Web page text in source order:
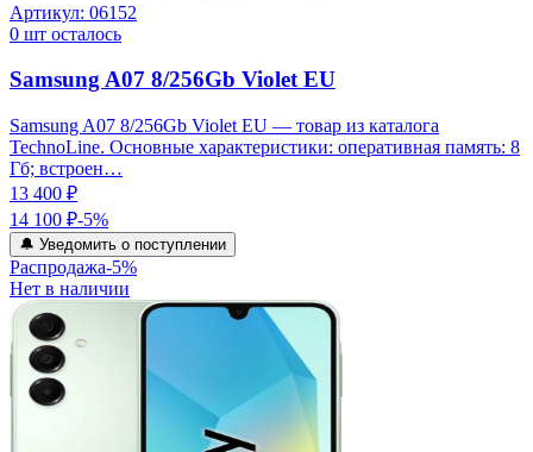
Артикул: 06152
0 шт осталось
Samsung A07 8/256Gb Violet EU
Samsung A07 8/256Gb Violet EU — товар из каталога
TechnoLine. Основные характеристики: оперативная память: 8
Гб; встроен…
13 400 ₽
14 100 ₽-5%
🔔 Уведомить о поступлении
Распродажа-5%
Нет в наличии